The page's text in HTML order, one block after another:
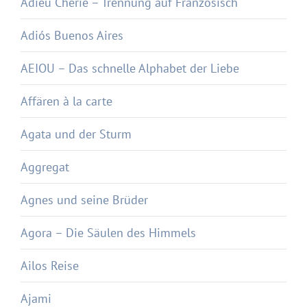
Adiós Buenos Aires
AEIOU – Das schnelle Alphabet der Liebe
Affären à la carte
Agata und der Sturm
Aggregat
Agnes und seine Brüder
Agora – Die Säulen des Himmels
Ailos Reise
Ajami